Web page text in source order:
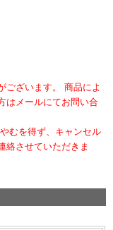
ございます。 商品によ
はメールにてお問い合
むを得ず、キャンセル
絡させていただきま